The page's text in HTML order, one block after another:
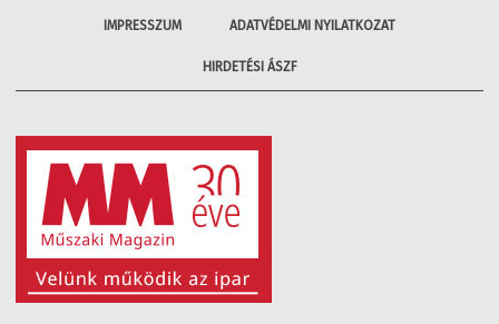
IMPRESSZUM ADATVÉDELMI NYILATKOZAT
HIRDETÉSI ÁSZF